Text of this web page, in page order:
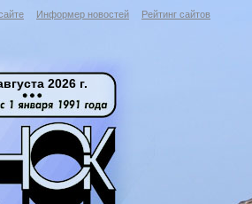
Информер новостей Рейтинг сайтов
2026 г.